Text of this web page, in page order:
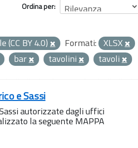
Ordina per
BY 4.0)
Formati: XLSX
bar tavolini tavoli
e Sassi
autorizzate dagli uffici
la seguente MAPPA